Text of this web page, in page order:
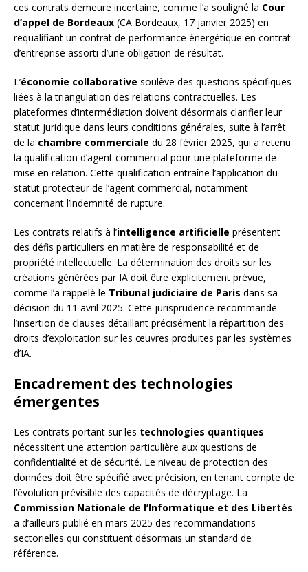
ces contrats demeure incertaine, comme l’a souligné la Cour
d’appel de Bordeaux (CA Bordeaux, 17 janvier 2025) en
requalifiant un contrat de performance énergétique en contrat
d’entreprise assorti d’une obligation de résultat.
L’économie collaborative soulève des questions spécifiques
liées à la triangulation des relations contractuelles. Les
plateformes d’intermédiation doivent désormais clarifier leur
statut juridique dans leurs conditions générales, suite à l’arrêt
de la chambre commerciale du 28 février 2025, qui a retenu
la qualification d’agent commercial pour une plateforme de
mise en relation. Cette qualification entraîne l’application du
statut protecteur de l’agent commercial, notamment
concernant l’indemnité de rupture.
Les contrats relatifs à l’intelligence artificielle présentent
des défis particuliers en matière de responsabilité et de
propriété intellectuelle. La détermination des droits sur les
créations générées par IA doit être explicitement prévue,
comme l’a rappelé le Tribunal judiciaire de Paris dans sa
décision du 11 avril 2025. Cette jurisprudence recommande
l’insertion de clauses détaillant précisément la répartition des
droits d’exploitation sur les œuvres produites par les systèmes
d’IA.
Encadrement des technologies
émergentes
Les contrats portant sur les technologies quantiques
nécessitent une attention particulière aux questions de
confidentialité et de sécurité. Le niveau de protection des
données doit être spécifié avec précision, en tenant compte de
l’évolution prévisible des capacités de décryptage. La
Commission Nationale de l’Informatique et des Libertés
a d’ailleurs publié en mars 2025 des recommandations
sectorielles qui constituent désormais un standard de
référence.